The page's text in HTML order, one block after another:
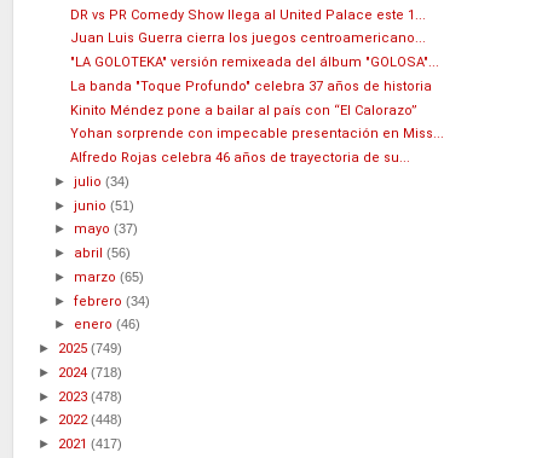
DR vs PR Comedy Show llega al United Palace este 1...
Juan Luis Guerra cierra los juegos centroamericano...
"LA GOLOTEKA" versión remixeada del álbum "GOLOSA"...
La banda "Toque Profundo" celebra 37 años de historia
Kinito Méndez pone a bailar al país con “El Calorazo”
Yohan sorprende con impecable presentación en Miss...
Alfredo Rojas celebra 46 años de trayectoria de su...
►julio(34)
►junio(51)
► mayo(37)
► abril(56)
► marzo(65)
►febrero(34)
► enero(46)
► 2025 (749)
► 2024 (718)
► 2023 (478)
► 2022(448)
► 2021 (417)